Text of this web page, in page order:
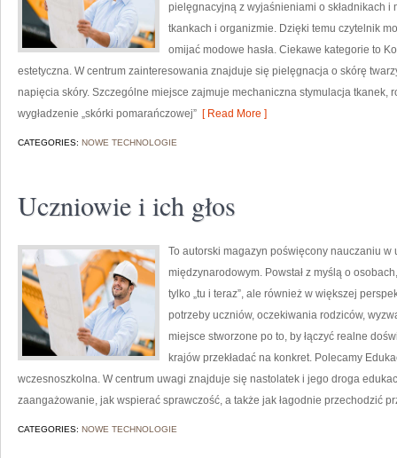
pielęgnacyjną z wyjaśnieniami o składnikach
tkankach i organizmie. Dzięki temu czytelnik
omijać modowe hasła. Ciekawe kategorie to
estetyczna. W centrum zainteresowania znajduje się pielęgnacja o skórę
napięcia skóry. Szczególne miejsce zajmuje mechaniczna stymulacja tkanek,
wygładzenie „skórki pomarańczowej” [ Read More ]
CATEGORIES: NOWE TECHNOLOGIE
Uczniowie i ich głos
To autorski magazyn poświęcony nauczaniu
międzynarodowym. Powstał z myślą o
tylko „tu i teraz”, ale również w większej
potrzeby uczniów, oczekiwania rodziców,
miejsce stworzone po to, by łączyć realne
krajów przekładać na konkret. Polecamy
wczesnoszkolna. W centrum uwagi znajduje się nastolatek i jego droga
zaangażowanie, jak wspierać sprawczość, a także jak łagodnie przechodzić
CATEGORIES: NOWE TECHNOLOGIE